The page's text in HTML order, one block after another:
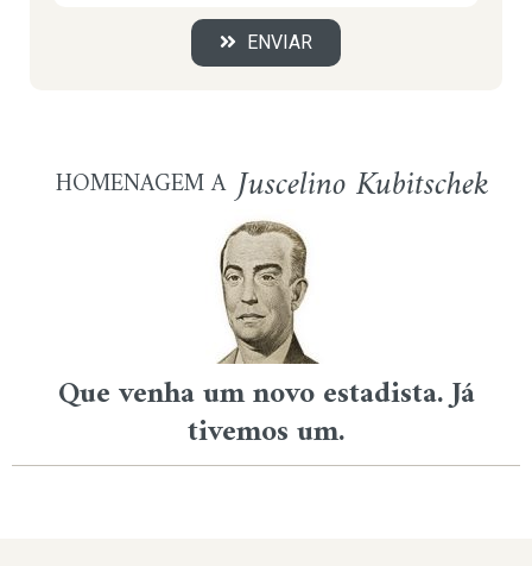
ENVIAR
HOMENAGEM A Juscelino Kubitschek
Que venha um novo estadista. Já
tivemos um.